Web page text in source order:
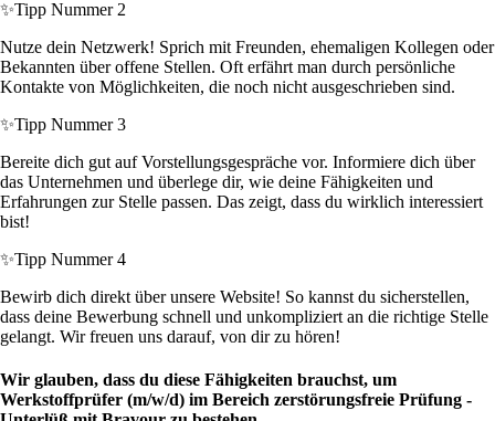
✨Tipp Nummer 2
Nutze dein Netzwerk! Sprich mit Freunden, ehemaligen Kollegen oder
Bekannten über offene Stellen. Oft erfährt man durch persönliche
Kontakte von Möglichkeiten, die noch nicht ausgeschrieben sind.
✨Tipp Nummer 3
Bereite dich gut auf Vorstellungsgespräche vor. Informiere dich über
das Unternehmen und überlege dir, wie deine Fähigkeiten und
Erfahrungen zur Stelle passen. Das zeigt, dass du wirklich interessiert
bist!
✨Tipp Nummer 4
Bewirb dich direkt über unsere Website! So kannst du sicherstellen,
dass deine Bewerbung schnell und unkompliziert an die richtige Stelle
gelangt. Wir freuen uns darauf, von dir zu hören!
Wir glauben, dass du diese Fähigkeiten brauchst, um
Werkstoffprüfer (m/w/d) im Bereich zerstörungsfreie Prüfung -